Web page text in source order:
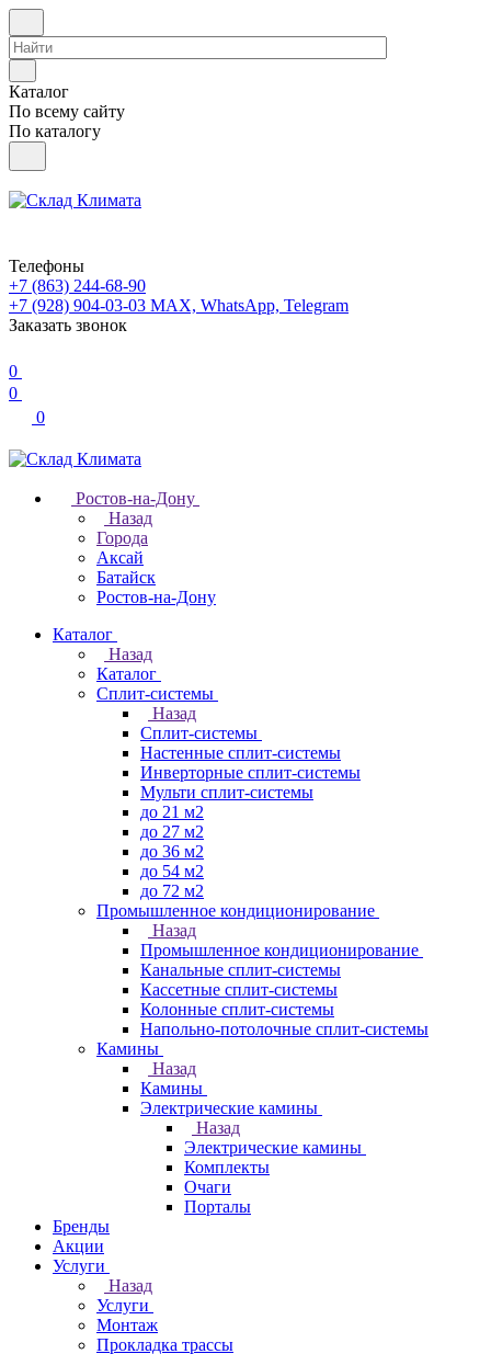
Каталог
По всему сайту
По каталогу
Телефоны
+7 (863) 244-68-90
+7 (928) 904-03-03 MAX, WhatsApp, Telegram
Заказать звонок
0
0
0
Ростов-на-Дону
Назад
Города
Аксай
Батайск
Ростов-на-Дону
Каталог
Назад
Каталог
Сплит-системы
Назад
Сплит-системы
Настенные сплит-системы
Инверторные сплит-системы
Мульти сплит-системы
до 21 м2
до 27 м2
до 36 м2
до 54 м2
до 72 м2
Промышленное кондиционирование
Назад
Промышленное кондиционирование
Канальные сплит-системы
Кассетные сплит-системы
Колонные сплит-системы
Напольно-потолочные сплит-системы
Камины
Назад
Камины
Электрические камины
Назад
Электрические камины
Комплекты
Очаги
Порталы
Бренды
Акции
Услуги
Назад
Услуги
Монтаж
Прокладка трассы